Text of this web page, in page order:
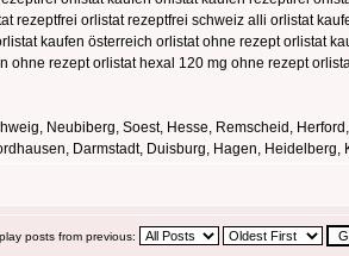
rezeptfrei orlistat rezeptfrei schweiz alli orlistat
kaufen österreich orlistat ohne rezept orlistat
ohne rezept orlistat hexal 120 mg ohne rezept
Neubiberg, Soest, Hesse, Remscheid,
Darmstadt, Duisburg, Hagen,
posts from previous: